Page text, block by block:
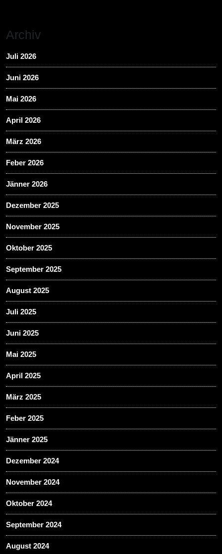
Archiv
Juli 2026
Juni 2026
Mai 2026
April 2026
März 2026
Feber 2026
Jänner 2026
Dezember 2025
November 2025
Oktober 2025
September 2025
August 2025
Juli 2025
Juni 2025
Mai 2025
April 2025
März 2025
Feber 2025
Jänner 2025
Dezember 2024
November 2024
Oktober 2024
September 2024
August 2024